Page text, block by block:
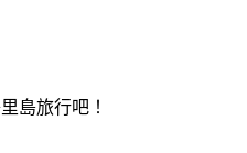
島旅行吧！